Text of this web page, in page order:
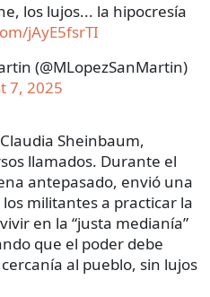
los lujos... la hipocresía
jAyE5fsrTI
(@MLopezSanMartin)
7, 2025
Sheinbaum,
llamados. Durante el
antepasado, envió una
militantes a practicar la
en la “justa medianía”
que el poder debe
al pueblo, sin lujos